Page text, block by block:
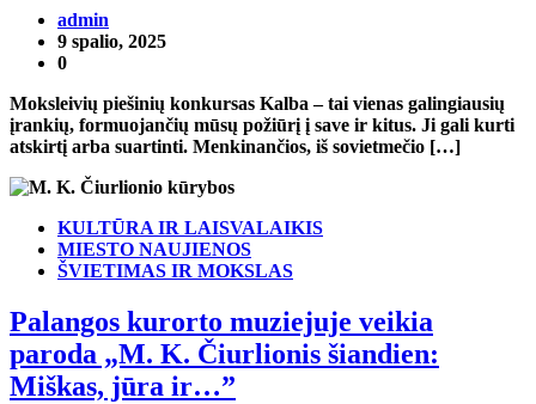
admin
9 spalio, 2025
0
Moksleivių piešinių konkursas Kalba – tai vienas galingiausių
įrankių, formuojančių mūsų požiūrį į save ir kitus. Ji gali kurti
atskirtį arba suartinti. Menkinančios, iš sovietmečio […]
KULTŪRA IR LAISVALAIKIS
MIESTO NAUJIENOS
ŠVIETIMAS IR MOKSLAS
Palangos kurorto muziejuje veikia
paroda „M. K. Čiurlionis šiandien:
Miškas, jūra ir…”